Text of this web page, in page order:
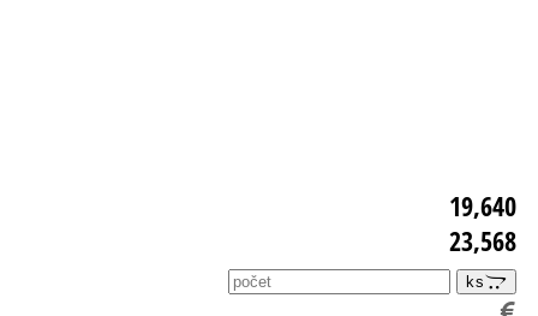
19,640
23,568
ks